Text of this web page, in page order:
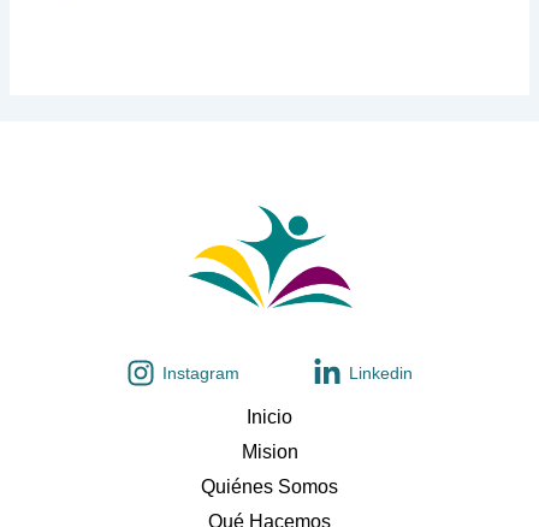
Instagram Linkedin
Inicio
Mision
Quiénes Somos
Qué Hacemos